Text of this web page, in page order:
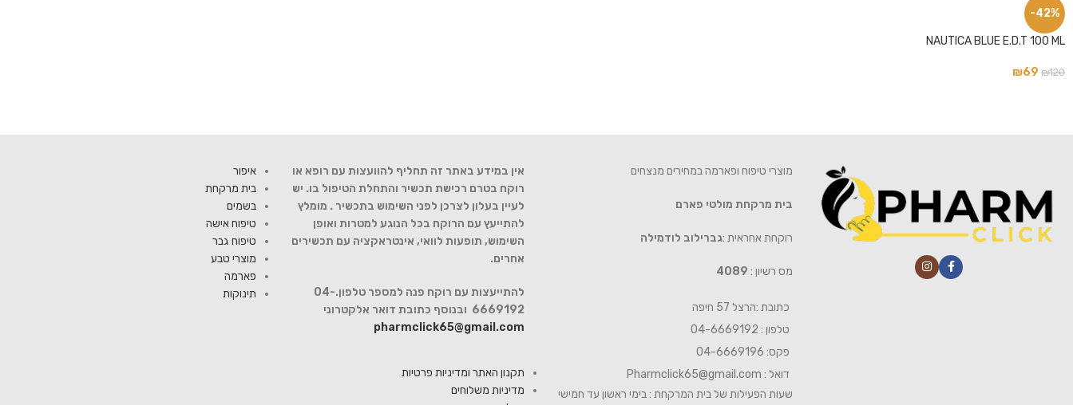
-42%
NAUTICA BLUE E.D.T 100 ML
₪120
₪69
איפור
בית מרקחת
בשמים
טיפוח אישה
טיפוח גבר
מוצרי טבע
פארמה
תינוקות
אין במידע באתר זה תחליף להוועצות עם רופא או
רוקח בטרם רכישת תכשיר והתחלת הטיפול בו. יש
לעיין בעלון לצרכן לפני השימוש בתכשיר . מומלץ
להתייעץ עם הרוקח בכל הנוגע למטרות ואופן
השימוש, תופעות לוואי, אינטראקציה עם תכשירים
אחרים.
להתייעצות עם רוקח פנה למספר טלפון.04-
6669192 ובנוסף כתובת דואר אלקטרוני
pharmclick65@gmail.com
תקנון האתר ומדיניות פרטיות
מדיניות משלוחים
מוצרי טיפוח ופארמה במחירים מנצחים
בית מרקחת מולטי פארם
רוקחת אחראית :גברילוב לודמילה
מס רשיון : 4089
כתובת :הרצל 57 חיפה
טלפון : 04-6669192
פקס: 04-6669196
דואל : Pharmclick65@gmail.com
שעות הפעילות של בית המרקחת : בימי ראשון עד חמישי